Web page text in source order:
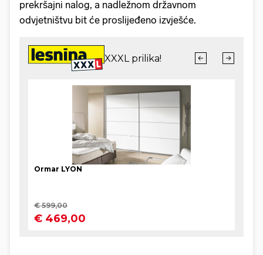
prekršajni nalog, a nadležnom državnom
odvjetništvu bit će proslijeđeno izvješće.